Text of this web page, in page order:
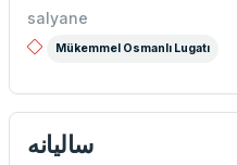
salyane
Mükemmel Osmanlı Lugatı
ساليانه